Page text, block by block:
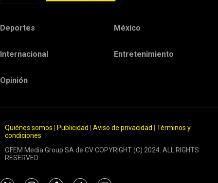
Deportes México
Internacional Entretenimiento
Opinión
Quiénes somos Publicidad Aviso de privacidad
Términos y
condiciones
OFEM Media Group SA de CV COPYRIGHT (C) 2024. ALL RIGHTS
RESERVED.